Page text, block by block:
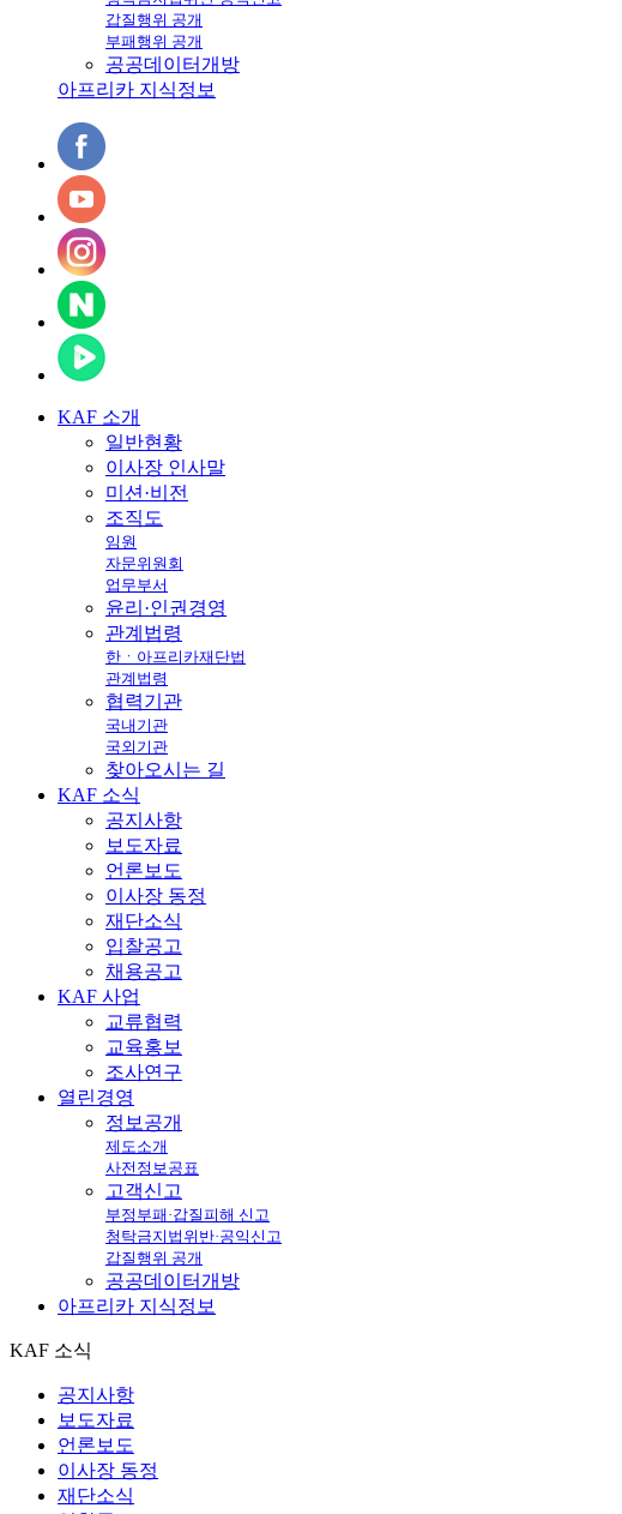
갑질행위 공개
부패행위 공개
공공데이터개방
아프리카 지식정보
KAF 소개
일반현황
이사장 인사말
미션·비전
조직도
임원
자문위원회
업무부서
윤리·인권경영
관계법령
한ㆍ아프리카재단법
관계법령
협력기관
국내기관
국외기관
찾아오시는 길
KAF 소식
공지사항
보도자료
언론보도
이사장 동정
재단소식
입찰공고
채용공고
KAF 사업
교류협력
교육홍보
조사연구
열린경영
정보공개
제도소개
사전정보공표
고객신고
부정부패·갑질피해 신고
청탁금지법위반·공익신고
갑질행위 공개
공공데이터개방
아프리카 지식정보
KAF 소식
공지사항
보도자료
언론보도
이사장 동정
재단소식